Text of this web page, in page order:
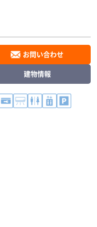
お問い合わせ
建物情報